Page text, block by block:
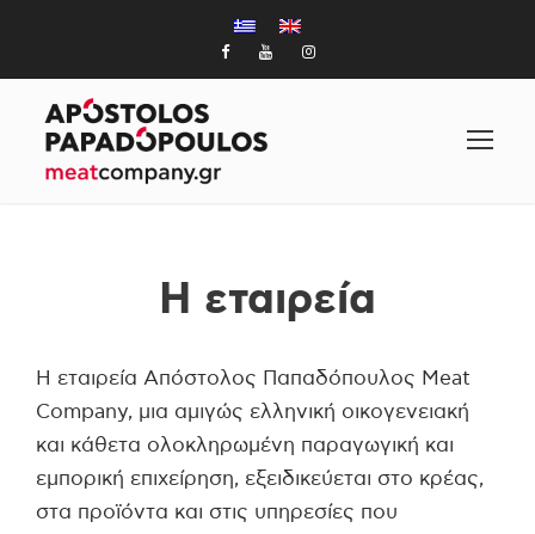
Η εταιρεία
Η εταιρεία Απόστολος Παπαδόπουλος Meat
Company, μια αμιγώς ελληνική οικογενειακή
και κάθετα ολοκληρωμένη παραγωγική και
εμπορική επιχείρηση, εξειδικεύεται στο κρέας,
στα προϊόντα και στις υπηρεσίες που